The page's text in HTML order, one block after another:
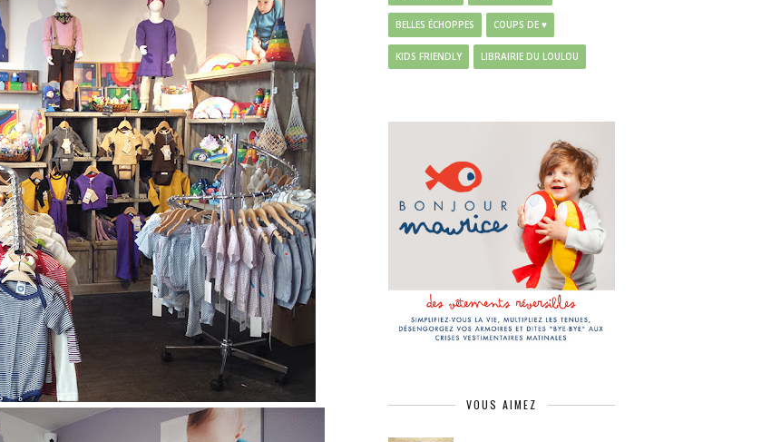
BELLES ÉCHOPPES COUPS DE ♥
KIDS FRIENDLY LIBRAIRIE DU LOULOU
VOUS AIMEZ